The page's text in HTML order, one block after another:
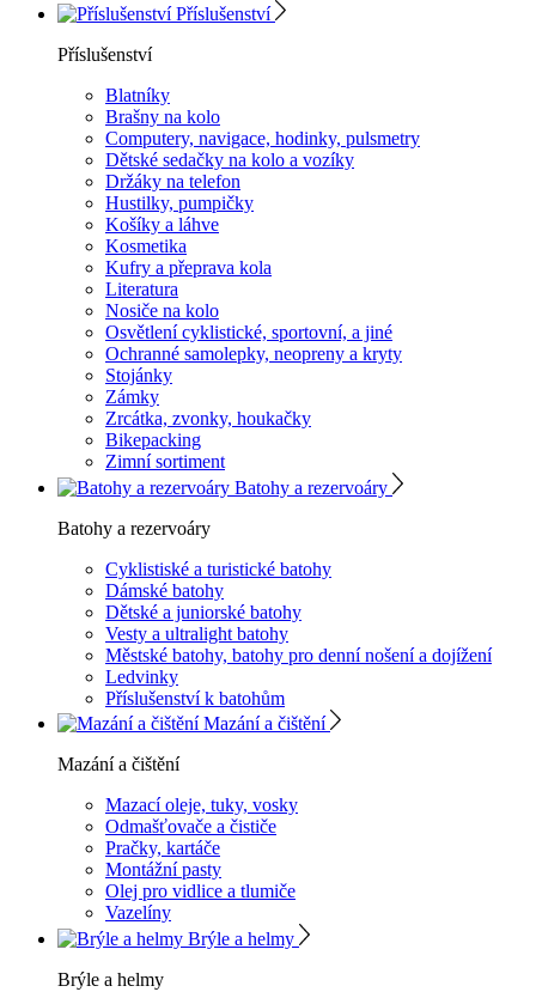
Příslušenství
Příslušenství
Blatníky
Brašny na kolo
Computery, navigace, hodinky, pulsmetry
Dětské sedačky na kolo a vozíky
Držáky na telefon
Hustilky, pumpičky
Košíky a láhve
Kosmetika
Kufry a přeprava kola
Literatura
Nosiče na kolo
Osvětlení cyklistické, sportovní, a jiné
Ochranné samolepky, neopreny a kryty
Stojánky
Zámky
Zrcátka, zvonky, houkačky
Bikepacking
Zimní sortiment
Batohy a rezervoáry
Batohy a rezervoáry
Cyklistiské a turistické batohy
Dámské batohy
Dětské a juniorské batohy
Vesty a ultralight batohy
Městské batohy, batohy pro denní nošení a dojížení
Ledvinky
Příslušenství k batohům
Mazání a čištění
Mazání a čištění
Mazací oleje, tuky, vosky
Odmašťovače a čističe
Pračky, kartáče
Montážní pasty
Olej pro vidlice a tlumiče
Vazelíny
Brýle a helmy
Brýle a helmy